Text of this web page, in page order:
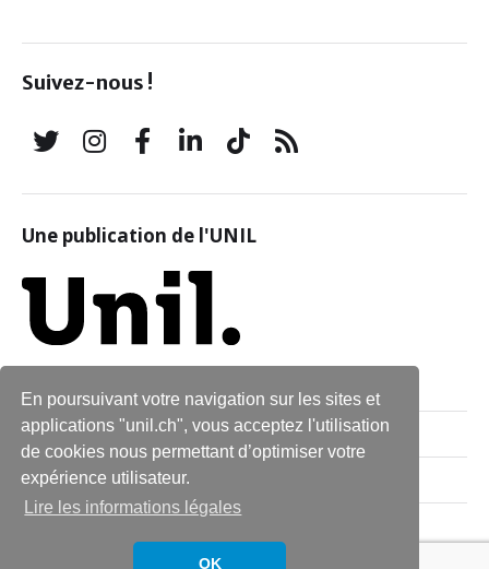
En poursuivant votre navigation sur les sites et
applications "unil.ch", vous acceptez l'utilisation
de cookies nous permettant d’optimiser votre
expérience utilisateur.
Lire les informations légales
OK
Suivez-nous !
Une publication de l'UNIL
Qui sommes-nous ?
Archives